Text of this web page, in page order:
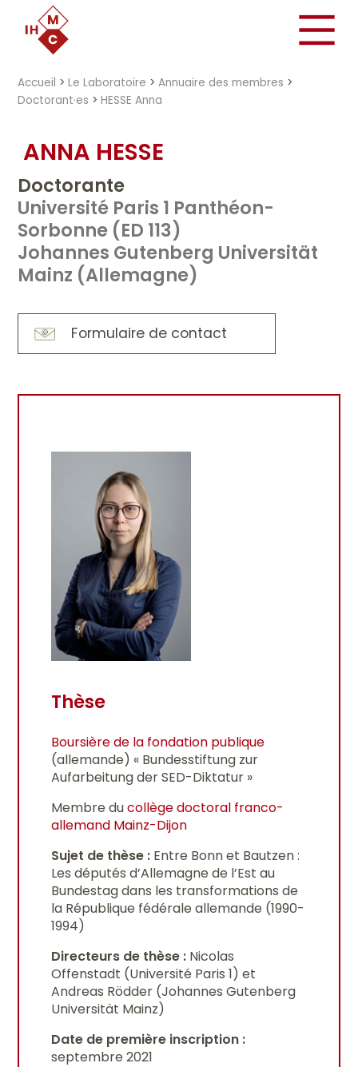
Accueil >Le Laboratoire >Annuaire des membres >
Doctorant·es >HESSE Anna
ANNA HESSE
Doctorante
Université Paris 1 Panthéon-
Sorbonne (ED 113)
Johannes Gutenberg Universität
Mainz (Allemagne)
Formulaire de contact
Thèse
Boursière de la fondation publique
(allemande) « Bundesstiftung zur
Aufarbeitung der SED-Diktatur »
Membre ducollège doctoral franco-
allemand Mainz-Dijon
Sujet de thèse : Entre Bonn et Bautzen :
Les députés d’Allemagne de l’Est au
Bundestag dans les transformations de
la République fédérale allemande (1990-
1994)
Directeurs de thèse : Nicolas
Offenstadt (Université Paris 1) et
Andreas Rödder (Johannes Gutenberg
Universität Mainz)
Date de première inscription :
septembre 2021